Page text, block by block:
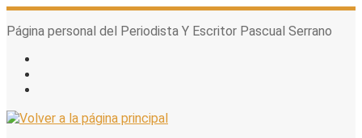
Skip
to
Página personal del Periodista Y Escritor Pascual Serrano